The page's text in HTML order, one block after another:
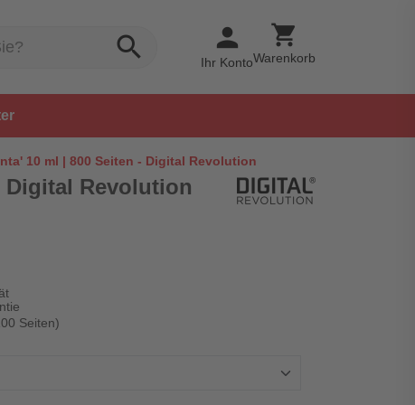
search person
Ihr Konto
shopping_cart
Warenkorb
10 ml | 800 Seiten - Digital Revolution
Digital Revolution
Seiten)